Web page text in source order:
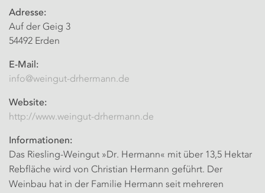
Adresse:
Auf der Geig 3
54492 Erden
E-Mail:
info@weingut-drhermann.de
Website:
http://www.weingut-drhermann.de
Informationen:
Das Riesling-Weingut »Dr. Hermann« mit über 13,5 Hektar
Rebfläche wird von Christian Hermann geführt. Der
Weinbau hat in der Familie Hermann seit mehreren